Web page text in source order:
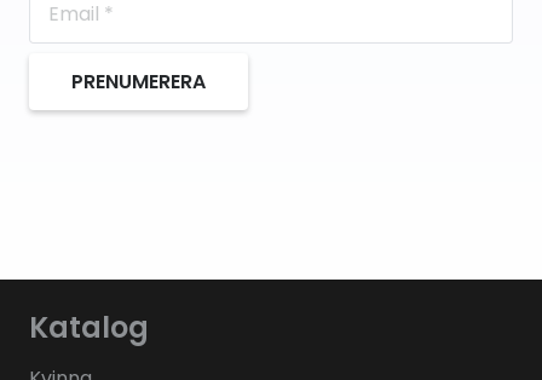
PRENUMERERA
Katalog